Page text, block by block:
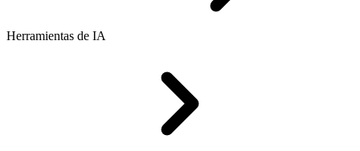
Herramientas de IA